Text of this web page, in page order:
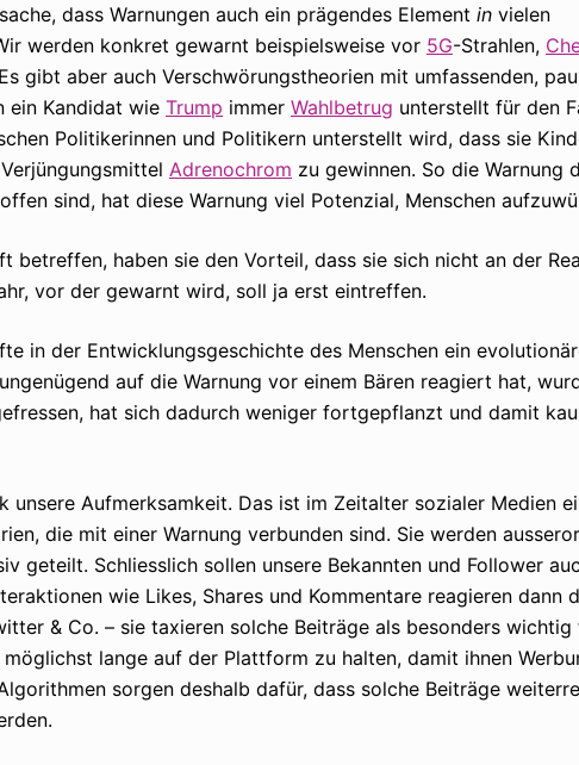
dass Warnungen auch ein prägendes Element in vielen
werden konkret gewarnt beispielsweise vor 5G-Strahlen,
gibt aber auch Verschwörungstheorien mit umfassenden,
ein Kandidat wie Trump immer Wahlbetrug unterstellt für den
Politikerinnen und Politikern unterstellt wird, dass sie
Adrenochrom zu gewinnen. So die Warnung
sind, hat diese Warnung viel Potenzial, Menschen
betreffen, haben sie den Vorteil, dass sie sich nicht an der
vor der gewarnt wird, soll ja erst eintreffen.
in der Entwicklungsgeschichte des Menschen ein
auf die Warnung vor einem Bären reagiert hat,
hat sich dadurch weniger fortgepflanzt und damit
unsere Aufmerksamkeit. Das ist im Zeitalter sozialer Medien
die mit einer Warnung verbunden sind. Sie werden
geteilt. Schliesslich sollen unsere Bekannten und Follower
wie Likes, Shares und Kommentare reagieren dann
& Co. – sie taxieren solche Beiträge als besonders wichtig
lange auf der Plattform zu halten, damit ihnen
sorgen deshalb dafür, dass solche Beiträge